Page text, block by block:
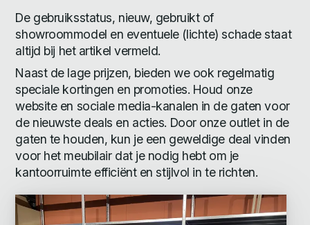
De gebruiksstatus, nieuw, gebruikt of
showroommodel en eventuele (lichte) schade staat
altijd bij het artikel vermeld.
Naast de lage prijzen, bieden we ook regelmatig
speciale kortingen en promoties. Houd onze
website en sociale media-kanalen in de gaten voor
de nieuwste deals en acties. Door onze outlet in de
gaten te houden, kun je een geweldige deal vinden
voor het meubilair dat je nodig hebt om je
kantoorruimte efficiënt en stijlvol in te richten.